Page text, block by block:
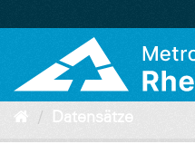
zum
Datensätze